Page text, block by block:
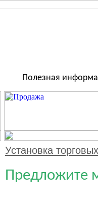
Полезная
Установка
Предложите